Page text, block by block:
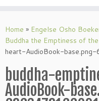
naar
inhoud
Home » Engelse Osho
Buddha the Emptiness of
heart-AudioBook-
buddha-
AudioBook-